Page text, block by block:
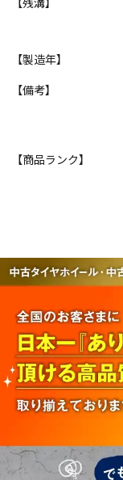
【製造年】
【備考】
【商品ランク】